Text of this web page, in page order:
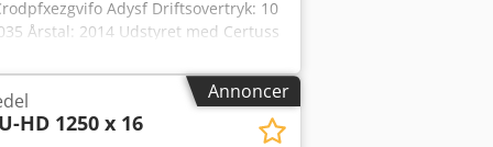
Adysf Driftsovertryk: 10
Årstal: 2014 Udstyret med Certuss
kedlens krop,
Annoncer
HD 1250 x 16